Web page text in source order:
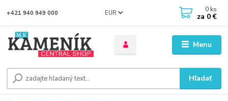
Menu
EUR
Hľadať
+421 940 949 000 0 ks
za 0 €